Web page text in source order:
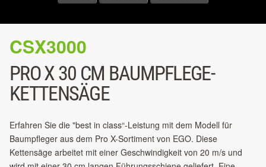
CSX3000
PRO X 30 CM BAUMPFLEGE-
KETTENSÄGE
Erfahren Sie die "best in class“-Leistung mit dem Modell für
Baumpfleger aus dem Pro X-Sortiment von EGO. Diese
Kettensäge arbeitet mit einer Geschwindigkeit von 20 m/s und